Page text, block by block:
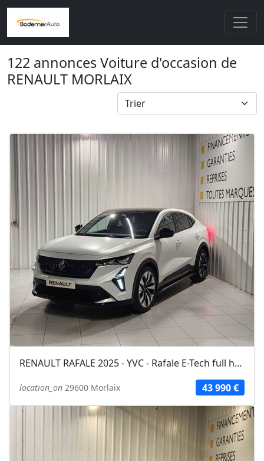
122 annonces Voiture d'occasion de
RENAULT MORLAIX
RENAULT RAFALE 2025 - YVC - Rafale E-Tech full hybrid 200ch Techno
location_on 29600 Morlaix 43 990 €